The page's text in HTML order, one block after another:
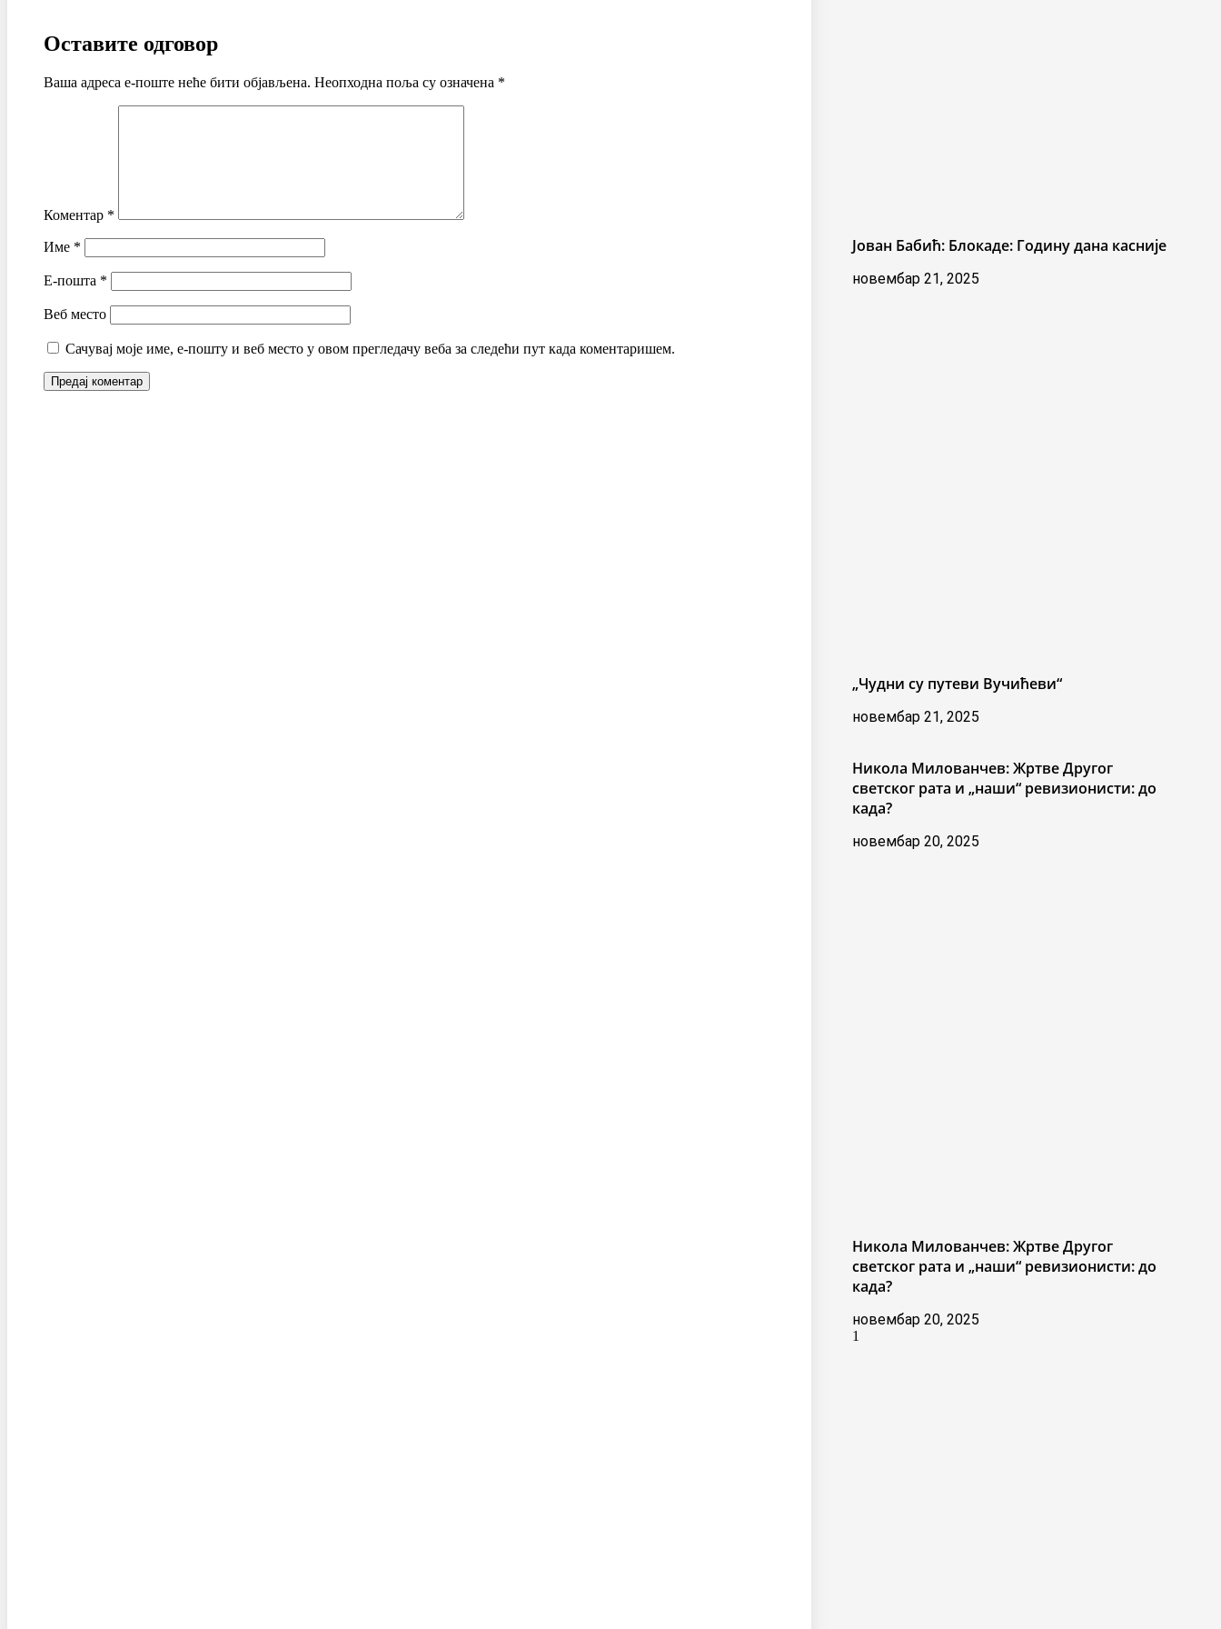
Оставите одговор
Ваша адреса е-поште неће бити објављена. Неопходна поља су означена *
Коментар *
Име *
Е-пошта *
Веб место
Сачувај моје име, е-пошту и веб место у овом прегледачу веба за следећи пут када коментаришем.
Јован Бабић: Блокаде: Годину дана касније
новембар 21, 2025
„Чудни су путеви Вучићеви“
новембар 21, 2025
Никола Милованчев: Жртве Другог
светског рата и „наши“ ревизионисти: до
када?
новембар 20, 2025
Никола Милованчев: Жртве Другог
светског рата и „наши“ ревизионисти: до
када?
новембар 20, 2025